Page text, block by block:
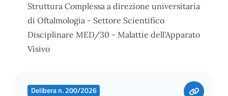
Struttura Complessa a direzione universitaria
di Oftalmologia - Settore Scientifico
Disciplinare MED/30 - Malattie dell'Apparato
Visivo
Delibera n. 200/2026